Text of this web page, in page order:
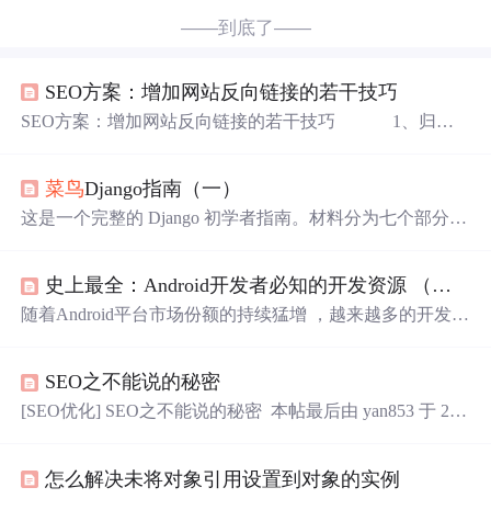
——到底了——
SEO方案：增加网站反向链接的若干技巧
SEO方案：增加网站反向链接的若干技巧 1、归类
据等等，这样的文章很容易组织，也容易被作为权威数据
而被大量引用。 例如：“中国10大公认知名导航网”，
菜鸟Django指南（一）
这是一个完整的 Django 初学者指南。材料分为七个部分。
念。 为什么选择 Django？ Django 是一个用 Python 编写的
Web 框架。这个 Web 框架支持动态网站，应用程序和服务
史上最全：Android开发者必知的开发资源 （图书、源码、
随着Android平台市场份额的持续猛增 ，越来越多的开发者
经在过去几年里变得愈发成熟了，绝对值得住你全情投
入。目前来看，Android现成的开发资源早已经汗牛充栋，
SEO之不能说的秘密
[SEO优化] SEO之不能说的秘密 本帖最后由 yan853 于 201
到了不少知识，领悟到不少秘诀，总结以下几点，分享给
怎么解决未将对象引用设置到对象的实例